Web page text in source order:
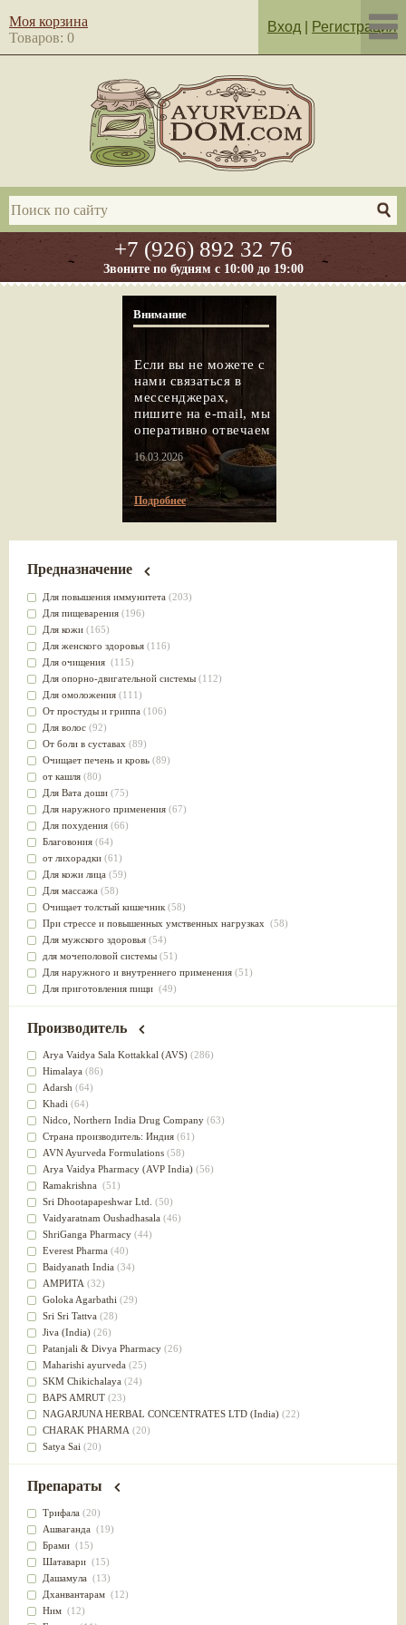
+7 (926) 892 32 76
Звоните по будням с 10:00 до 19:00
Моя корзина
Товаров: 0
Вход Регистрация
Внимание
Если вы не можете с
нами связаться в
мессенджерах,
пишите на e-mail, мы
оперативно отвечаем
16.03.2026
Подробнее
Предназначение
Для повышения иммунитета (203)
Для пищеварения (196)
Для кожи (165)
Для женского здоровья (116)
Для очищения (115)
Для опорно-двигательной системы (112)
Для омоложения (111)
От простуды и гриппа (106)
Для волос (92)
От боли в суставах (89)
Очищает печень и кровь (89)
от кашля (80)
Для Вата доши (75)
Для наружного применения (67)
Для похудения (66)
Благовония (64)
от лихорадки (61)
Для кожи лица (59)
Для массажа (58)
Очищает толстый кишечник (58)
При стрессе и повышенных умственных нагрузках (58)
Для мужского здоровья (54)
для мочеполовой системы (51)
Для наружного и внутреннего применения (51)
Для приготовления пищи (49)
от инфекций мочеполовой системы(49)
для суставов
Лечит опухоли и отеки(46)
Для медитации
выводит токсины
Для здоровья печени
Для тела(39)
для очищения крови(38)
При диабете(38)
Антиоксидант(37)
Для Капха(Кафа) доши
От паразитов(37)
При расстройстве желудка (36)
Успокоительное(36)
Для глаз(34)
от геморроя(34)
Противовоспалительное
Для Питта доши(32)
Для сердца(32)
Для сосудов головного мозга
Для полости рта(32)
Дефицит железа(31)
Для лица(31)
Употребление в пищу
Ароматерапия(29)
Жаропонижающее(29)
для памяти(28)
для почек(28)
Слабительное (28)
Афродизиак(27)
Напитки(27)
Для йоги (27)
Для потенции(26)
Для душа(25)
для концентрации внимания
при нарушении эрекции
Производитель
Arya Vaidya Sala Kottakkal (AVS) (286)
Himalaya (86)
Adarsh (64)
Khadi (64)
Nidсo, Northern India Drug Company (63)
Страна производитель: Индия (61)
AVN Ayurveda Formulations (58)
Arya Vaidya Pharmacy (AVP India) (56)
Ramakrishna (51)
Sri Dhootapapeshwar Ltd. (50)
Vaidyaratnam Oushadhasala (46)
ShriGanga Pharmacy (44)
Everest Pharma (40)
Baidyanath India (34)
АМРИТА (32)
Goloka Agarbathi (29)
Sri Sri Tattva (28)
Jiva (India) (26)
Patanjali & Divya Pharmacy (26)
Maharishi ayurveda (25)
SKM Chikichalaya (24)
BAPS AMRUT (23)
NAGARJUNA HERBAL CONCENTRATES LTD (India) (22)
CHARAK PHARMA (20)
Satya Sai (20)
Vyas(20)
Kerala Ayurveda
(19)
Organic India pvt ltd
Lalita(16)
Ashtang Herbals
Alarsin(14)
Vasu Health care
Baraka(13)
Dabur India Ltd
Препараты
Трифала (20)
Ашваганда (19)
Брами (15)
Шатавари (15)
Дашамула (13)
Дханвантарам (12)
Ним (12)